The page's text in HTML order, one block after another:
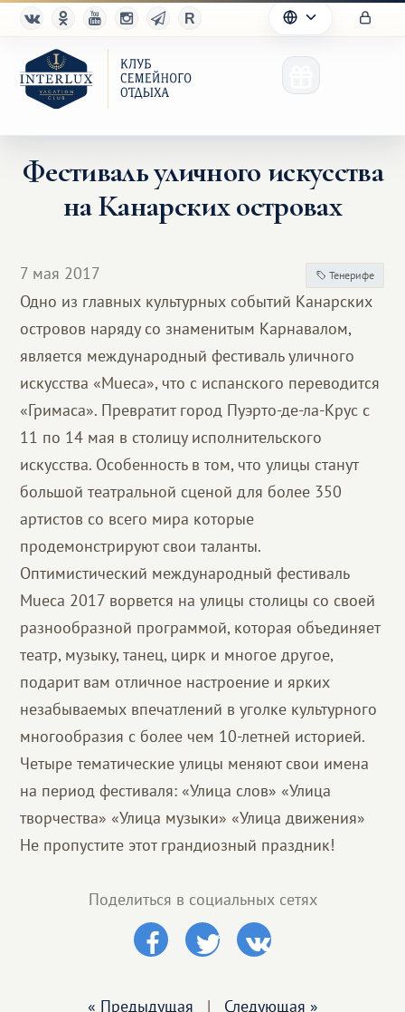
Клуб
Партнерам
Благотворительность
Фестиваль уличного искусства
на Канарских островах
7 мая 2017 Тенерифе
Одно из главных культурных событий Канарских
островов наряду со знаменитым Карнавалом,
является международный фестиваль уличного
искусства «Mueca», что с испанского переводится
«Гримаса». Превратит город Пуэрто-де-ла-Крус с
11 по 14 мая в столицу исполнительского
искусства. Особенность в том, что улицы станут
большой театральной сценой для более 350
артистов со всего мира которые
продемонстрируют свои таланты.
Оптимистический международный фестиваль
Mueca 2017 ворвется на улицы столицы со своей
разнообразной программой, которая объединяет
театр, музыку, танец, цирк и многое другое,
подарит вам отличное настроение и ярких
незабываемых впечатлений в уголке культурного
многообразия с более чем 10-летней историей.
Четыре тематические улицы меняют свои имена
на период фестиваля: «Улица слов» «Улица
творчества» «Улица музыки» «Улица движения»
Не пропустите этот грандиозный праздник!
Поделиться в социальных сетях
« Предыдущая | Следующая »